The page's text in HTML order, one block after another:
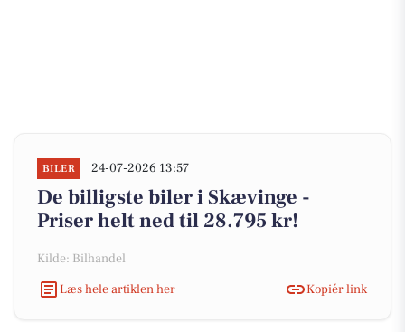
BILER 24-07-2026 13:57
De billigste biler i Skævinge -
Priser helt ned til 28.795 kr!
Kilde: Bilhandel
Læs hele artiklen her
Kopiér link